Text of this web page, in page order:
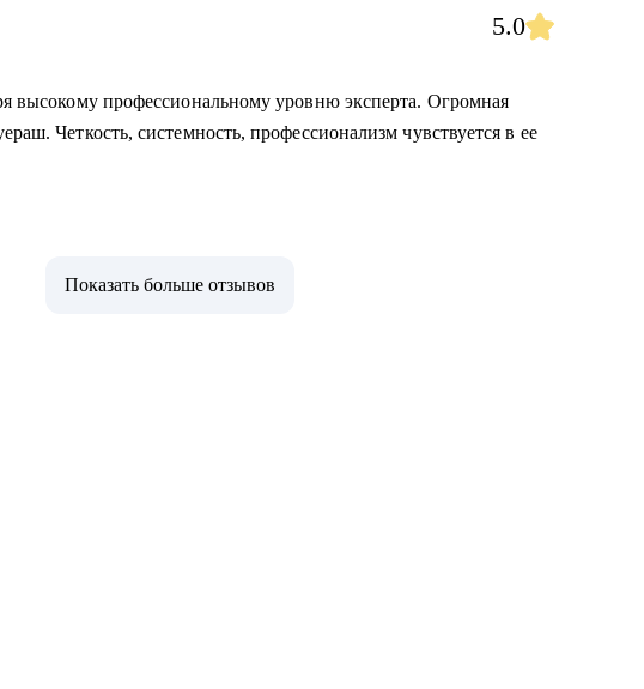
5.0
высокому профессиональному уровню эксперта. Огромная
Четкость, системность, профессионализм чувствуется в ее
Показать больше отзывов